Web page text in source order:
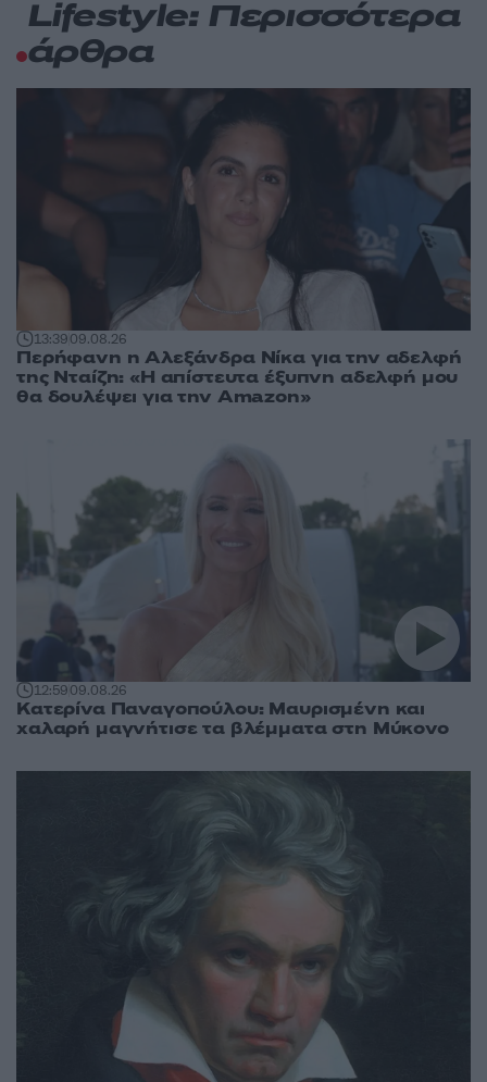
Lifestyle: Περισσότερα
άρθρα
13:3909.08.26
Περήφανη η Αλεξάνδρα Νίκα για την αδελφή
της Νταίζη: «Η απίστευτα έξυπνη αδελφή μου
θα δουλέψει για την Amazon»
12:5909.08.26
Κατερίνα Παναγοπούλου: Μαυρισμένη και
χαλαρή μαγνήτισε τα βλέμματα στη Μύκονο